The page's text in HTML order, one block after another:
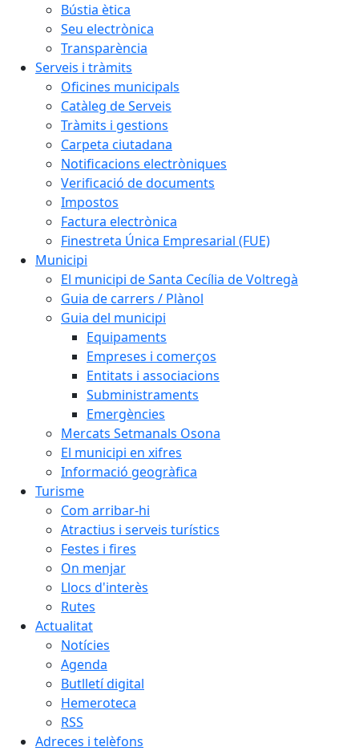
Bústia ètica
Seu electrònica
Transparència
Serveis i tràmits
Oficines municipals
Catàleg de Serveis
Tràmits i gestions
Carpeta ciutadana
Notificacions electròniques
Verificació de documents
Impostos
Factura electrònica
Finestreta Única Empresarial (FUE)
Municipi
El municipi de Santa Cecília de Voltregà
Guia de carrers / Plànol
Guia del municipi
Equipaments
Empreses i comerços
Entitats i associacions
Subministraments
Emergències
Mercats Setmanals Osona
El municipi en xifres
Informació geogràfica
Turisme
Com arribar-hi
Atractius i serveis turístics
Festes i fires
On menjar
Llocs d'interès
Rutes
Actualitat
Notícies
Agenda
Butlletí digital
Hemeroteca
RSS
Adreces i telèfons